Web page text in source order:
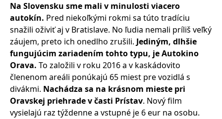
Na Slovensku sme mali v minulosti viacero
autokín. Pred niekoľkými rokmi sa túto tradíciu
snažili oživiť aj v Bratislave. No ľudia nemali príliš veľký
záujem, preto ich onedlho zrušili. Jediným, dlhšie
fungujúcim zariadením tohto typu, je Autokino
Orava. To založili v roku 2016 a v kaskádovito
členenom areáli ponúkajú 65 miest pre vozidlá s
divákmi. Nachádza sa na krásnom mieste pri
Oravskej priehrade v časti Prístav. Nový film
vysielajú raz týždenne a vstupné je 6 eur na osobu.